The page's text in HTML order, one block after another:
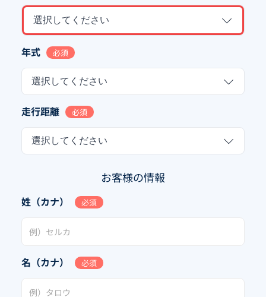
選択してください
年式 必須
選択してください
走行距離 必須
選択してください
お客様の情報
姓（カナ） 必須
名（カナ） 必須